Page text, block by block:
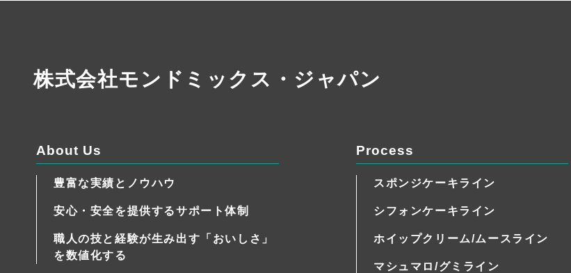
株式会社モンドミックス・ジャパン
About Us
豊富な実績とノウハウ
安心・安全を提供するサポート体制
職人の技と経験が生み出す「おいしさ」
を数値化する
Process
スポンジケーキライン
シフォンケーキライン
ホイップクリーム/ムースライン
マシュマロ/グミライン